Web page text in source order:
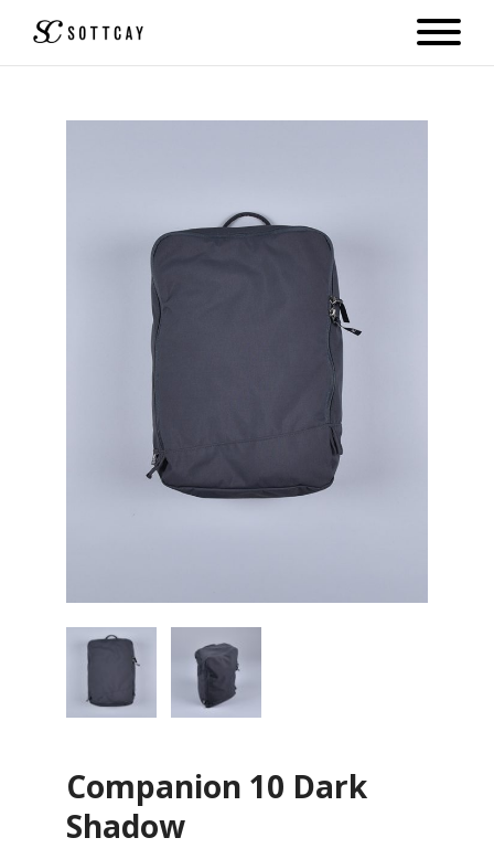
Companion 10 Dark
Shadow